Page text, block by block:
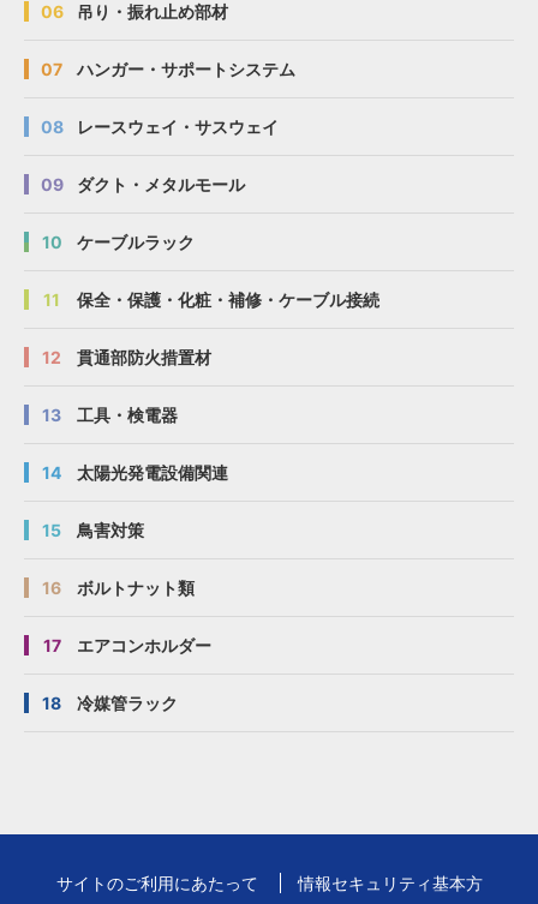
06 吊り・振れ止め部材
07 ハンガー・サポートシステム
08 レースウェイ・サスウェイ
09 ダクト・メタルモール
10 ケーブルラック
11 保全・保護・化粧・補修・ケーブル接続
12 貫通部防火措置材
13 工具・検電器
14 太陽光発電設備関連
15 鳥害対策
16 ボルトナット類
17 エアコンホルダー
18 冷媒管ラック
サイトのご利用にあたって 情報セキュリティ基本方